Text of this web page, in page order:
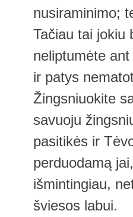
nusiraminimo;
Tačiau tai jokiu
neliptumėte
ir patys
Žingsniuokite
savuoju
pasitikės ir
perduodamą
išmintingiau,
šviesos labui.